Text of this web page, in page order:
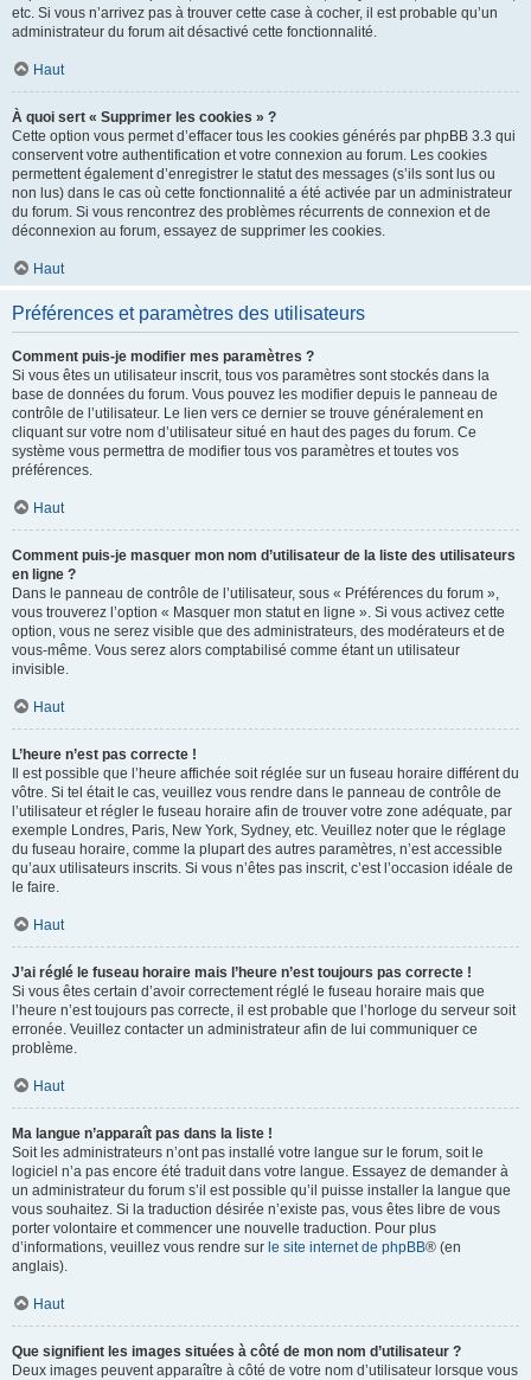
etc. Si vous n’arrivez pas à trouver cette case à cocher, il est probable qu’un
administrateur du forum ait désactivé cette fonctionnalité.
Haut
À quoi sert « Supprimer les cookies » ?
Cette option vous permet d’effacer tous les cookies générés par phpBB 3.3 qui
conservent votre authentification et votre connexion au forum. Les cookies
permettent également d’enregistrer le statut des messages (s’ils sont lus ou
non lus) dans le cas où cette fonctionnalité a été activée par un administrateur
du forum. Si vous rencontrez des problèmes récurrents de connexion et de
déconnexion au forum, essayez de supprimer les cookies.
Haut
Préférences et paramètres des utilisateurs
Comment puis-je modifier mes paramètres ?
Si vous êtes un utilisateur inscrit, tous vos paramètres sont stockés dans la
base de données du forum. Vous pouvez les modifier depuis le panneau de
contrôle de l’utilisateur. Le lien vers ce dernier se trouve généralement en
cliquant sur votre nom d’utilisateur situé en haut des pages du forum. Ce
système vous permettra de modifier tous vos paramètres et toutes vos
préférences.
Haut
Comment puis-je masquer mon nom d’utilisateur de la liste des utilisateurs
en ligne ?
Dans le panneau de contrôle de l’utilisateur, sous « Préférences du forum »,
vous trouverez l’option « Masquer mon statut en ligne ». Si vous activez cette
option, vous ne serez visible que des administrateurs, des modérateurs et de
vous-même. Vous serez alors comptabilisé comme étant un utilisateur
invisible.
Haut
L’heure n’est pas correcte !
Il est possible que l’heure affichée soit réglée sur un fuseau horaire différent du
vôtre. Si tel était le cas, veuillez vous rendre dans le panneau de contrôle de
l’utilisateur et régler le fuseau horaire afin de trouver votre zone adéquate, par
exemple Londres, Paris, New York, Sydney, etc. Veuillez noter que le réglage
du fuseau horaire, comme la plupart des autres paramètres, n’est accessible
qu’aux utilisateurs inscrits. Si vous n’êtes pas inscrit, c’est l’occasion idéale de
le faire.
Haut
J’ai réglé le fuseau horaire mais l’heure n’est toujours pas correcte !
Si vous êtes certain d’avoir correctement réglé le fuseau horaire mais que
l’heure n’est toujours pas correcte, il est probable que l’horloge du serveur soit
erronée. Veuillez contacter un administrateur afin de lui communiquer ce
problème.
Haut
Ma langue n’apparaît pas dans la liste !
Soit les administrateurs n’ont pas installé votre langue sur le forum, soit le
logiciel n’a pas encore été traduit dans votre langue. Essayez de demander à
un administrateur du forum s’il est possible qu’il puisse installer la langue que
vous souhaitez. Si la traduction désirée n’existe pas, vous êtes libre de vous
porter volontaire et commencer une nouvelle traduction. Pour plus
d’informations, veuillez vous rendre sur le site internet de phpBB® (en
anglais).
Haut
Que signifient les images situées à côté de mon nom d’utilisateur ?
Deux images peuvent apparaître à côté de votre nom d’utilisateur lorsque vous